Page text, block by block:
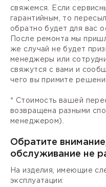
свяжемся. Если
гарантийным, то
обратно будет для вас
После ремонта мы
же случай не будет
менеджеры или
свяжутся с вами и
чего вы примите
* Стоимость вашей
возвращена разными
менеджером).
Обратите
обслуживание не
На изделия, имеющие
эксплуатации: